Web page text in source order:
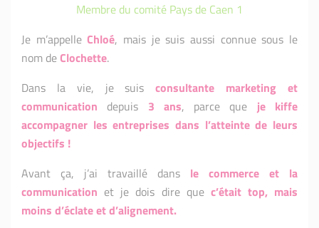
Membre du comité Pays de Caen 1
Je m’appelleChloé, mais je suis aussi connue sous le
nom deClochette.
Dans la vie, je suisconsultante marketing et
communication depuis 3 ans, parce que je kiffe
accompagner les entreprises dans l’atteinte de leurs
objectifs !
Avant ça, j’ai travaillé dans le commerce et la
communication et je dois dire que c’était top, mais
moins d’éclate et d’alignement.